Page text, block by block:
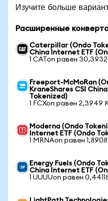
Изучите больше
Расширенные
Caterpillar (Ondo
China Internet ETF
1 CATon равен
Freeport-McMoRan
KraneShares CSI
Tokenized)
1 FCXon равен 2,3949
Moderna (Ondo
Internet ETF (Ondo
1 MRNAon равен
Energy Fuels (Ondo
China Internet ETF
1 UUUUon равен